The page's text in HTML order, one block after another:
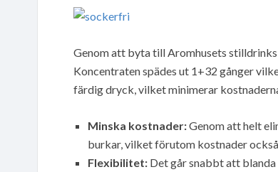
Genom att byta till Aromhusets
Koncentraten spädes ut 1+32 gånger
färdig dryck, vilket minimerar
Minska kostnader:Genom att helt
burkar, vilket förutom kostnader
Flexibilitet: Det går snabbt att blanda